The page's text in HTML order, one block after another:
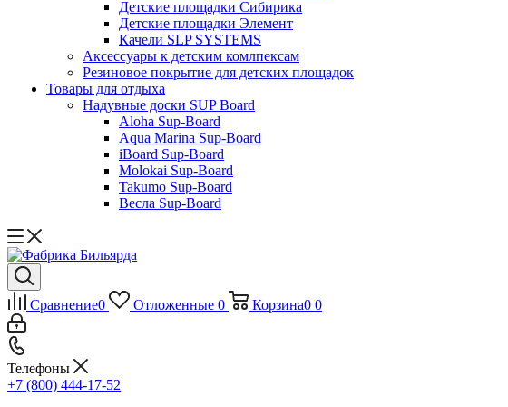
Детские площадки Сибирика
Детские площадки Элемент
Качели SLP SYSTEMS
Аксессуары к детским комлпексам
Резиновое покрытие для детских площадок
Товары для отдыха
Надувные доски SUP Board
Aloha Sup-Board
Aqua Marina Sup-Board
iBoard Sup-Board
Molokai Sup-Board
Takumo Sup-Board
Весла Sup-Board
Сравнение0 Отложенные 0 Корзина0 0
Телефоны
+7 (800) 444-17-52